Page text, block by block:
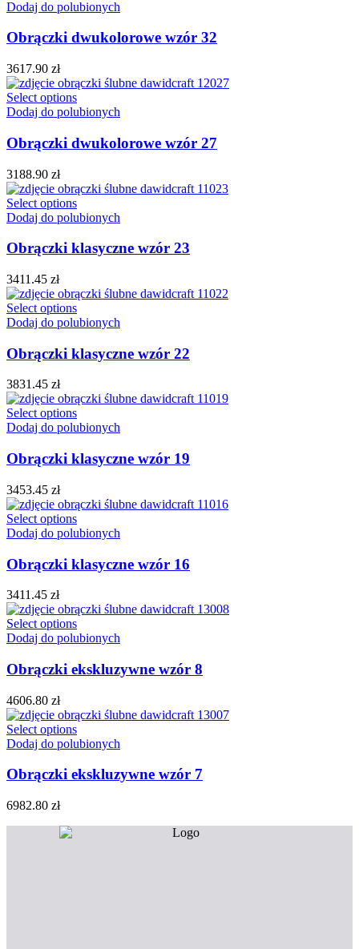
Dodaj do polubionych
Obrączki dwukolorowe wzór 32
3617.90 zł
Select options
Dodaj do polubionych
Obrączki dwukolorowe wzór 27
3188.90 zł
Select options
Dodaj do polubionych
Obrączki klasyczne wzór 23
3411.45 zł
Select options
Dodaj do polubionych
Obrączki klasyczne wzór 22
3831.45 zł
Select options
Dodaj do polubionych
Obrączki klasyczne wzór 19
3453.45 zł
Select options
Dodaj do polubionych
Obrączki klasyczne wzór 16
3411.45 zł
Select options
Dodaj do polubionych
Obrączki ekskluzywne wzór 8
4606.80 zł
Select options
Dodaj do polubionych
Obrączki ekskluzywne wzór 7
6982.80 zł